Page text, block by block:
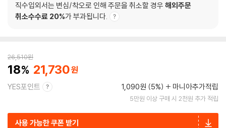
직수입외서는 변심/착오로 인해 주문을 취소할 경우 해외주문
취소수수료 20%가 부과됩니다.
26,510원
18 21,730
YES포인트 1,090원 (5%) 마니아추가적립
5만원 이상 구매 시 2천원 추가 적립
사용 가능한 쿠폰 받기